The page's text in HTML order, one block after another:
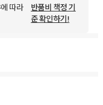
따라
반품비 책정 기
준 확인하기!